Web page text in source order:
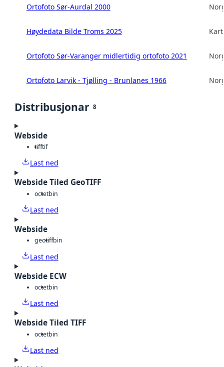
Ortofoto Sør-Aurdal 2000
Høydedata Bilde Troms 2025
Ortofoto Sør-Varanger midlertidig ortofoto 2021
Ortofoto Larvik - Tjølling - Brunlanes 1966
Distribusjonar 8
Webside
tifftif
Last ned
Webside Tiled GeoTIFF
octetbin
Last ned
Webside
geotiffbin
Last ned
Webside ECW
octetbin
Last ned
Webside Tiled TIFF
octetbin
Last ned